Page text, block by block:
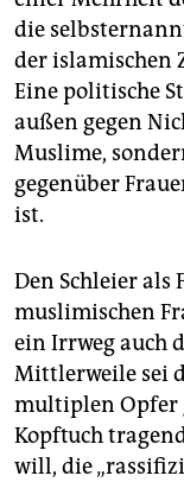
die
der islamischen
Eine politische
außen gegen
Muslime,
gegenüber
ist.
Den Schleier als
muslimischen
ein Irrweg auch
Mittlerweile sei
multiplen Opfer
Kopftuch
will, die